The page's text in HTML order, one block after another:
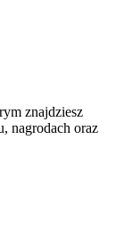
znajdziesz
nagrodach oraz